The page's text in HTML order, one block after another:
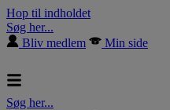
Hop til indholdet
Søg her...
Bliv medlem
Min side
Søg her...